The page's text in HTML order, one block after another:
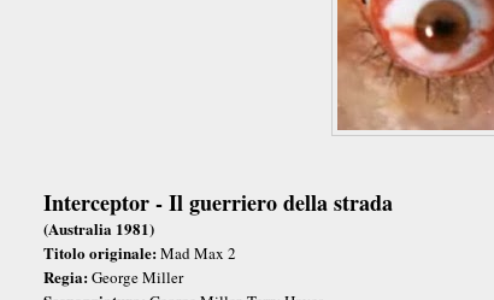
Interceptor - Il guerriero della strada
(Australia 1981)
Titolo originale:Mad Max 2
Regia:George Miller